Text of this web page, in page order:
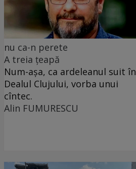
nu ca-n perete
A treia țeapă
Num-așa, ca ardeleanul suit în
Dealul Clujului, vorba unui
cîntec.
Alin FUMURESCU